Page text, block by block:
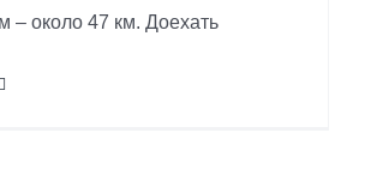
– около 47 км. Доехать